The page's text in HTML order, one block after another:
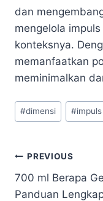
dan
mengelola
konteksnya.
memanfaatkan
meminimalkan
Post
Tags:
#dimensi #impuls
Navigasi
pos
PREVIOUS
700 ml Berapa
Panduan